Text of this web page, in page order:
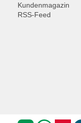
Kundenmagazin
RSS-Feed